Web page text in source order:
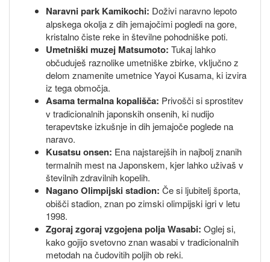
Naravni park Kamikochi: Doživi naravno lepoto
alpskega okolja z dih jemajočimi pogledi na gore,
kristalno čiste reke in številne pohodniške poti.
Umetniški muzej Matsumoto: Tukaj lahko
občuduješ raznolike umetniške zbirke, vključno z
delom znamenite umetnice Yayoi Kusama, ki izvira
iz tega območja.
Asama termalna kopališča: Privošči si sprostitev
v tradicionalnih japonskih onsenih, ki nudijo
terapevtske izkušnje in dih jemajoče poglede na
naravo.
Kusatsu onsen: Ena najstarejših in najbolj znanih
termalnih mest na Japonskem, kjer lahko uživaš v
številnih zdravilnih kopelih.
Nagano Olimpijski stadion: Če si ljubitelj športa,
obišči stadion, znan po zimski olimpijski igri v letu
1998.
Zgoraj zgoraj vzgojena polja Wasabi: Oglej si,
kako gojijo svetovno znan wasabi v tradicionalnih
metodah na čudovitih poljih ob reki.